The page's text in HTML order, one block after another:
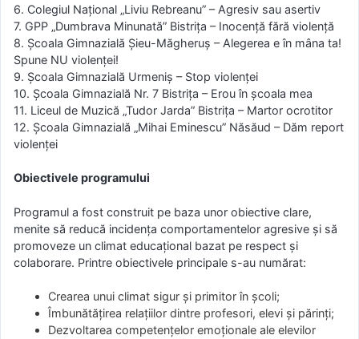
6. Colegiul Național „Liviu Rebreanu” – Agresiv sau asertiv
7. GPP „Dumbrava Minunată” Bistrița – Inocență fără violență
8. Școala Gimnazială Șieu-Măgheruș – Alegerea e în mâna ta!
Spune NU violenței!
9. Școala Gimnazială Urmeniș – Stop violenței
10. Școala Gimnazială Nr. 7 Bistrița – Erou în școala mea
11. Liceul de Muzică „Tudor Jarda” Bistrița – Martor ocrotitor
12. Școala Gimnazială „Mihai Eminescu” Năsăud – Dăm report
violenței
Obiectivele programului
Programul a fost construit pe baza unor obiective clare,
menite să reducă incidența comportamentelor agresive și să
promoveze un climat educațional bazat pe respect și
colaborare. Printre obiectivele principale s-au numărat:
Crearea unui climat sigur și primitor în școli;
Îmbunătățirea relațiilor dintre profesori, elevi și părinți;
Dezvoltarea competențelor emoționale ale elevilor